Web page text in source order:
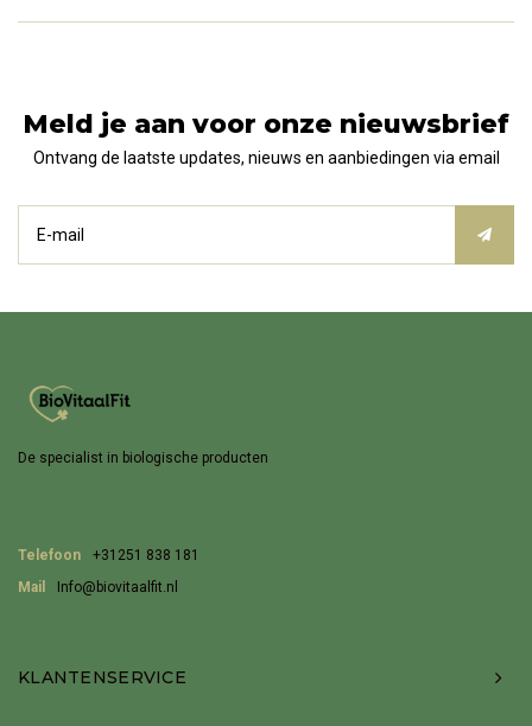
Meld je aan voor onze nieuwsbrief
Ontvang de laatste updates, nieuws en aanbiedingen via email
De specialist in biologische producten
Telefoon
+31251 838 181
Mail
Info@biovitaalfit.nl
KLANTENSERVICE